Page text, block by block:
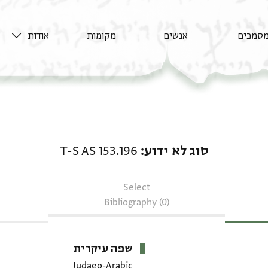
מסמכים אנשים מקומות אודות
סוג לא ידוע T-S AS 153.196
Select
Bibliography (0)
שפה עיקרית